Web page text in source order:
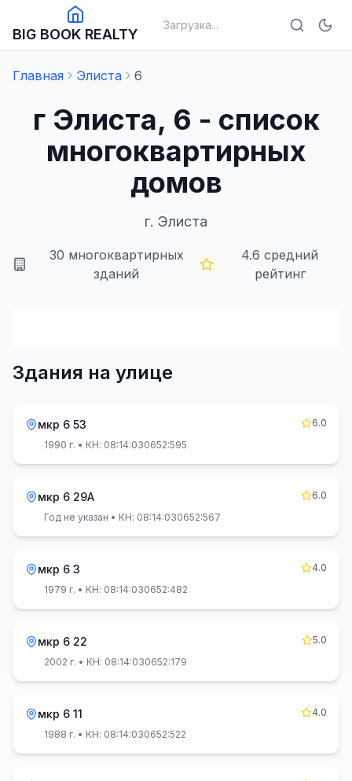
BIG BOOK REALTY
Загрузка...
Главная Элиста 6
г Элиста, 6 - список
многоквартирных
домов
г. Элиста
30 многоквартирных
зданий
4.6 средний
рейтинг
Здания на улице
мкр 6 53
6.0
1990 г. • КН: 08:14:030652:595
мкр 6 29А
6.0
Год не указан • КН: 08:14:030652:567
мкр 6 3
4.0
1979 г. • КН: 08:14:030652:482
мкр 6 22
5.0
2002 г. • КН: 08:14:030652:179
мкр 6 11
4.0
1988 г. • КН: 08:14:030652:522